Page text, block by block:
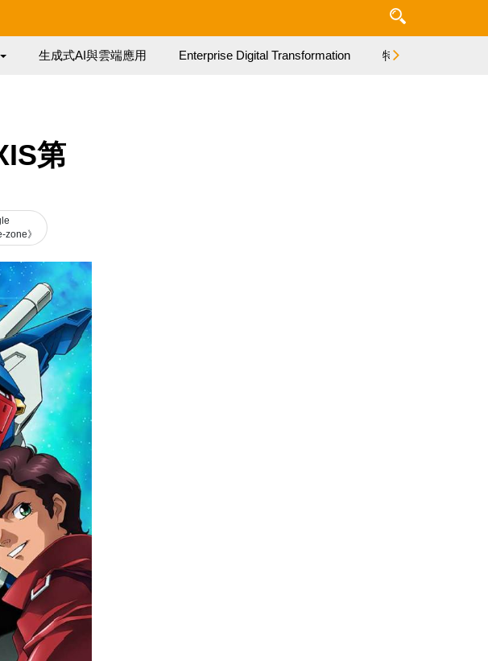
生成式AI與雲端應用 Enterprise Digital Transformation 特集
第
zone》